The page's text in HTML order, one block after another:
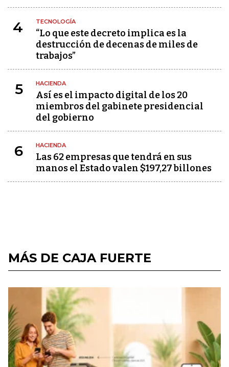
4 TECNOLOGÍA
“Lo que este decreto implica es la
destrucción de decenas de miles de
trabajos”
5 HACIENDA
Así es el impacto digital de los 20
miembros del gabinete presidencial
del gobierno
6 HACIENDA
Las 62 empresas que tendrá en sus
manos el Estado valen $197,27 billones
MÁS DE CAJA FUERTE